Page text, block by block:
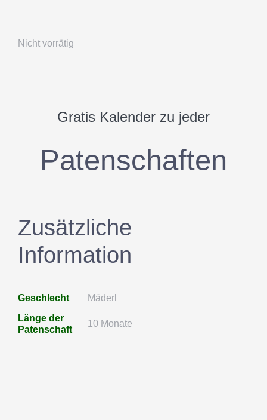
Nicht vorrätig
Zusätzliche
Information
Geschlecht
Mäderl
Länge der
Patenschaft
10 Monate
Gratis Kalender zu jeder
Patenschaften